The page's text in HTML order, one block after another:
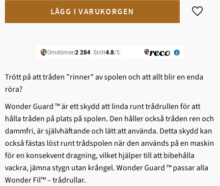
Lägg
Trött på att tråden ”rinner” av spolen och att allt blir en enda
röra?
Wonder Guard ™ är ett skydd att linda runt trådrullen för att
hålla tråden på plats på spolen. Den håller också tråden ren och
dammfri, är självhäftande och lätt att använda. Detta skydd kan
också fästas löst runt trådspolen när den används på en maskin
för en konsekvent dragning, vilket hjälper till att bibehålla
vackra, jämna stygn utan krångel. Wonder Guard ™ passar alla
Wonder Fil™ – trådrullar.